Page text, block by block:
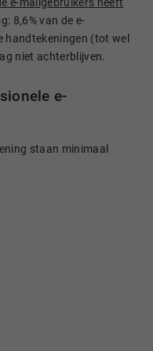
8,6% van de e-
handtekeningen (tot wel
niet achterblijven.
e-
staan minimaal